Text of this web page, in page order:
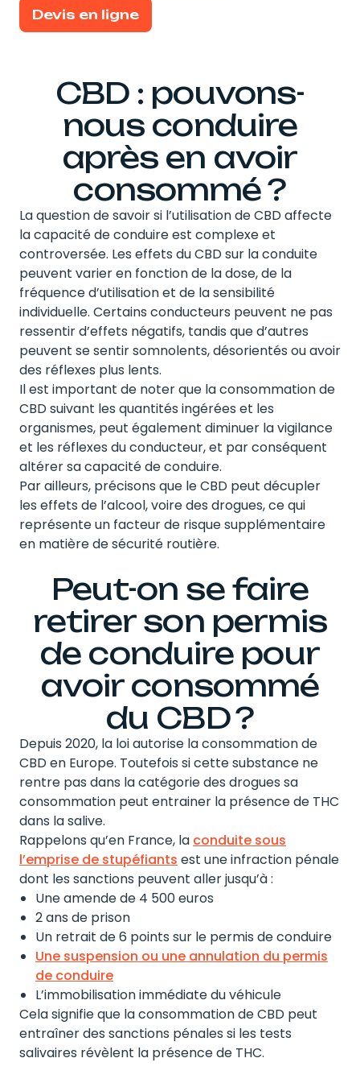
Devis en ligne
CBD : pouvons-
nous conduire
après en avoir
consommé ?
La question de savoir si l’utilisation de CBD affecte
la capacité de conduire est complexe et
controversée. Les effets du CBD sur la conduite
peuvent varier en fonction de la dose, de la
fréquence d’utilisation et de la sensibilité
individuelle. Certains conducteurs peuvent ne pas
ressentir d’effets négatifs, tandis que d’autres
peuvent se sentir somnolents, désorientés ou avoir
des réflexes plus lents.
Il est important de noter que la consommation de
CBD suivant les quantités ingérées et les
organismes, peut également diminuer la vigilance
et les réflexes du conducteur, et par conséquent
altérer sa capacité de conduire.
Par ailleurs, précisons que le CBD peut décupler
les effets de l’alcool, voire des drogues, ce qui
représente un facteur de risque supplémentaire
en matière de sécurité routière.
Peut-on se faire
retirer son permis
de conduire pour
avoir consommé
du CBD ?
Depuis 2020, la loi autorise la consommation de
CBD en Europe. Toutefois si cette substance ne
rentre pas dans la catégorie des drogues sa
consommation peut entrainer la présence de THC
dans la salive.
Rappelons qu’en France, la conduite sous
l’emprise de stupéfiants est une infraction pénale
dont les sanctions peuvent aller jusqu’à :
Une amende de 4 500 euros
2 ans de prison
Un retrait de 6 points sur le permis de conduire
Une suspension ou une annulation du permis
de conduire
L’immobilisation immédiate du véhicule
Cela signifie que la consommation de CBD peut
entraîner des sanctions pénales si les tests
salivaires révèlent la présence de THC.